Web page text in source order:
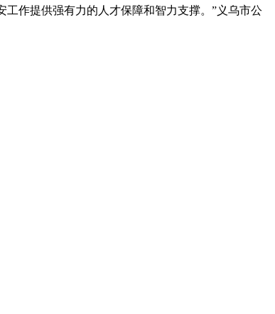
工作提供强有力的人才保障和智力支撑。”义乌市公